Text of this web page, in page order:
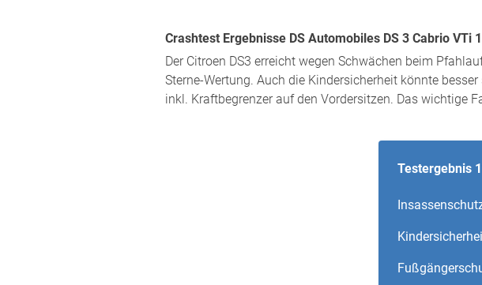
Crashtest Ergebnisse DS Automobiles DS 3 Cabrio VTi
Der Citroen DS3 erreicht wegen Schwächen beim
Sterne-Wertung. Auch die Kindersicherheit könnte
inkl. Kraftbegrenzer auf den Vordersitzen. Das wichtige
Testergebnis